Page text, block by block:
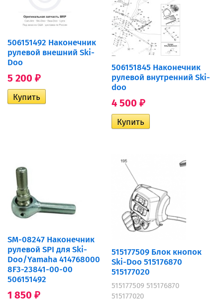
506151492 Наконечник
рулевой внешний Ski-
Doo
5 200 ₽
506151845 Наконечник
рулевой внутренний Ski-
doo
4 500 ₽
SM-08247 Наконечник
рулевой SPI для Ski-
Doo/Yamaha 414768000
8F3-23841-00-00
506151492
1 850 ₽
515177509 Блок кнопок
Ski-Doo 515176870
515177020
515177509 515176870
515177020